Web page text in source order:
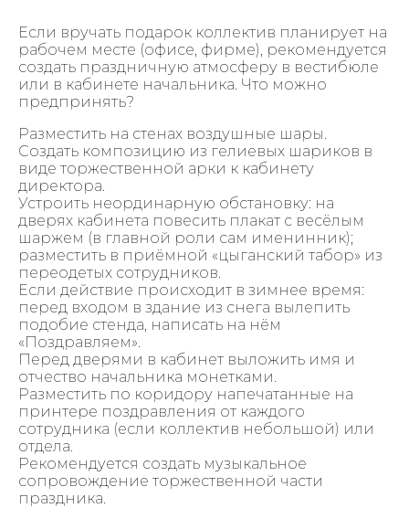
Если вручать подарок коллектив планирует на
рабочем месте (офисе, фирме), рекомендуется
создать праздничную атмосферу в вестибюле
или в кабинете начальника. Что можно
предпринять?
Разместить на стенах воздушные шары.
Создать композицию из гелиевых шариков в
виде торжественной арки к кабинету
директора.
Устроить неординарную обстановку: на
дверях кабинета повесить плакат с весёлым
шаржем (в главной роли сам именинник);
разместить в приёмной «цыганский табор» из
переодетых сотрудников.
Если действие происходит в зимнее время:
перед входом в здание из снега вылепить
подобие стенда, написать на нём
«Поздравляем».
Перед дверями в кабинет выложить имя и
отчество начальника монетками.
Разместить по коридору напечатанные на
принтере поздравления от каждого
сотрудника (если коллектив небольшой) или
отдела.
Рекомендуется создать музыкальное
сопровождение торжественной части
праздника.